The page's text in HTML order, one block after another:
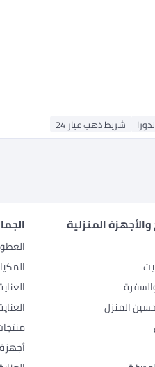
شريط ذهب عيار 24
المنزلية
المنزل